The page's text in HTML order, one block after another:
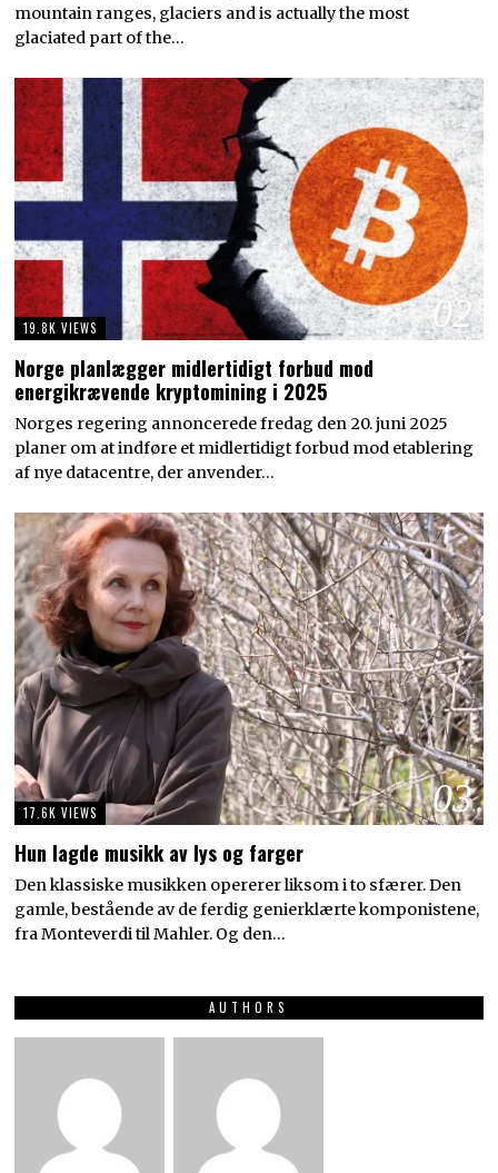
mountain ranges, glaciers and is actually the most
glaciated part of the…
02
19.8K VIEWS
Norge planlægger midlertidigt forbud mod
energikrævende kryptomining i 2025
Norges regering annoncerede fredag den 20. juni 2025
planer om at indføre et midlertidigt forbud mod etablering
af nye datacentre, der anvender…
03
17.6K VIEWS
Hun lagde musikk av lys og farger
Den klassiske musikken opererer liksom i to sfærer. Den
gamle, bestående av de ferdig genierklærte komponistene,
fra Monteverdi til Mahler. Og den…
AUTHORS